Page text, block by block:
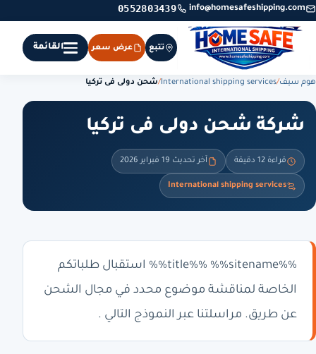
info@homesafeshipping.com
0552803439
تتبع عرض سعر القائمة
هوم سيف/
International shipping services
/شحن دولى فى تركيا
شركة شحن دولى فى تركيا
قراءة 12 دقيقة آخر تحديث 19 فبراير 2026
International shipping services
%%title%% %%sitename%% استقبال طلباتكم
الخاصة لمناقشة موضوع محدد في مجال الشحن
عن طريق. مراسلتنا عبر النموذج التالي .